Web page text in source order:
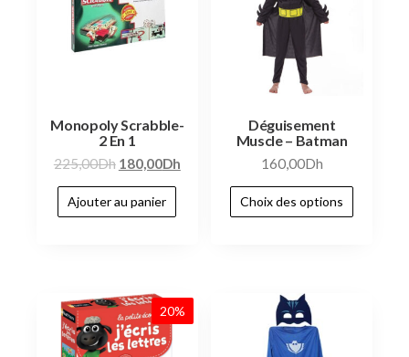
Monopoly Scrabble-
2 En 1
225,00Dh 180,00Dh
Ajouter au panier
Déguisement
Muscle – Batman
160,00Dh
Choix des options
20%